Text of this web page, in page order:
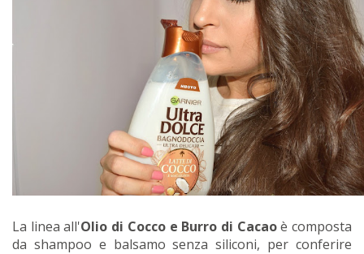
La linea all'Olio di Cocco e Burro di Cacaoè composta
da shampoo e balsamo senza siliconi, per conferire